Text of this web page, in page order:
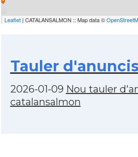
Leaflet | CATALANSALMON :: Map data ©
Tauler d'anuncis
2026-01-09 Nou tauler
catalansalmon